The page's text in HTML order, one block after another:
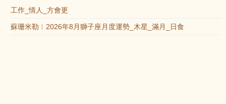
工作_情人_方會更
蘇珊米勒︱2026年8月獅子座月度運勢_木星_滿月_日食